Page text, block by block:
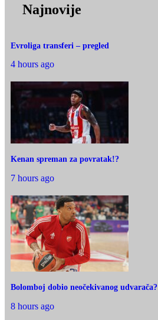
Najnovije
Evroliga transferi – pregled
4 hours ago
Kenan spreman za povratak!?
7 hours ago
Bolomboj dobio neočekivanog udvarača?
8 hours ago